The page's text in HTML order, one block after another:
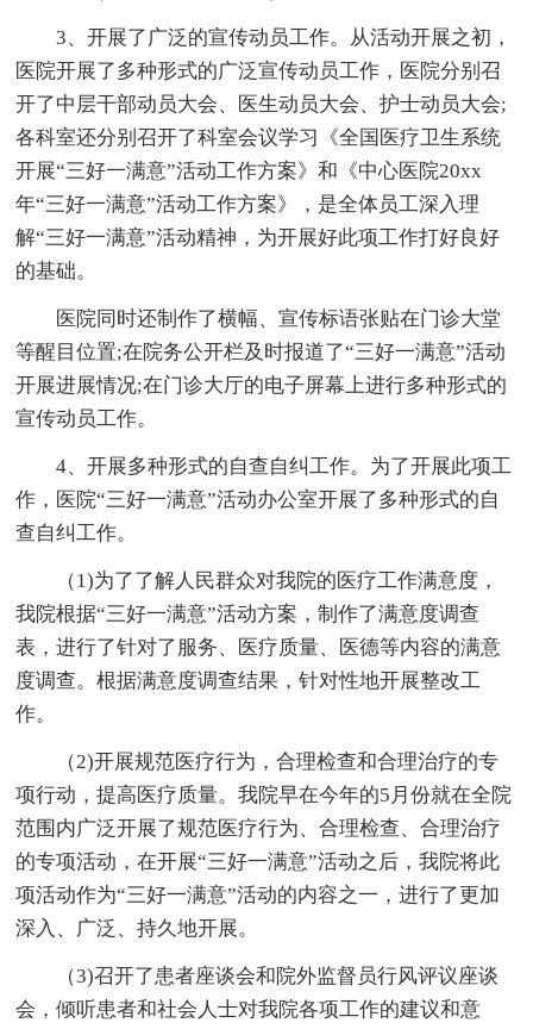
3、开展了广泛的宣传动员工作。从活动开展之初，
医院开展了多种形式的广泛宣传动员工作，医院分别召
开了中层干部动员大会、医生动员大会、护士动员大会;
各科室还分别召开了科室会议学习《全国医疗卫生系统
开展“三好一满意”活动工作方案》和《中心医院20xx
年“三好一满意”活动工作方案》，是全体员工深入理
解“三好一满意”活动精神，为开展好此项工作打好良好
的基础。
医院同时还制作了横幅、宣传标语张贴在门诊大堂
等醒目位置;在院务公开栏及时报道了“三好一满意”活动
开展进展情况;在门诊大厅的电子屏幕上进行多种形式的
宣传动员工作。
4、开展多种形式的自查自纠工作。为了开展此项工
作，医院“三好一满意”活动办公室开展了多种形式的自
查自纠工作。
（1)为了了解人民群众对我院的医疗工作满意度，
我院根据“三好一满意”活动方案，制作了满意度调查
表，进行了针对了服务、医疗质量、医德等内容的满意
度调查。根据满意度调查结果，针对性地开展整改工
作。
（2)开展规范医疗行为，合理检查和合理治疗的专
项行动，提高医疗质量。我院早在今年的5月份就在全院
范围内广泛开展了规范医疗行为、合理检查、合理治疗
的专项活动，在开展“三好一满意”活动之后，我院将此
项活动作为“三好一满意”活动的内容之一，进行了更加
深入、广泛、持久地开展。
（3)召开了患者座谈会和院外监督员行风评议座谈
会，倾听患者和社会人士对我院各项工作的建议和意